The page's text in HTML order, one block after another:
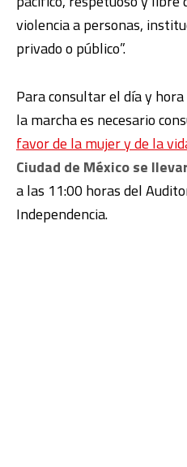
violencia a personas,
privado o público”.
Para consultar el día y
la marcha es necesario
favor de la mujer y de la
Ciudad de México se
a las 11:00 horas del
Independencia.